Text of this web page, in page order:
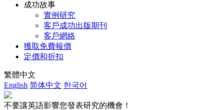
成功故事
實例研究
客戶成功出版期刊
客戶網絡
獲取免費報價
定價和折扣
繁體中文
English 简体中文 한국어
不要讓英語影響您發表研究的機會！